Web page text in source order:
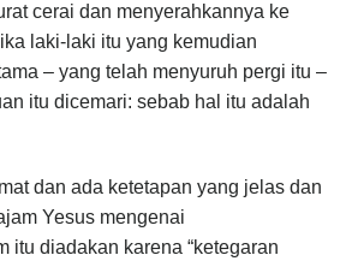
cerai dan menyerahkannya ke
laki-laki itu yang kemudian
– yang telah menyuruh pergi itu –
itu dicemari: sebab hal itu adalah
dan ada ketetapan yang jelas dan
Yesus mengenai
itu diadakan karena “ketegaran